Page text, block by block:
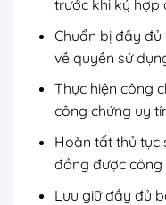
trước khi ký hợp
Chuẩn bị đầy
về quyền sử
Thực hiện công
công chứng uy
Hoàn tất thủ tục
đồng được công
Lưu giữ đầy đủ